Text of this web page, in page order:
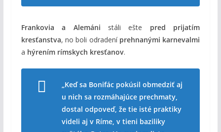
Frankovia a Alemáni stáli ešte pred prijatím
kresťanstva, no boli odradení prehnanými karnevalmi
a hýrením rímskych kresťanov.
„Keď sa Bonifác pokúsil obmedziť aj
u nich sa rozmáhajúce prechmaty,
dostal odpoveď, že tie isté praktiky
videli aj v Ríme, v tieni baziliky